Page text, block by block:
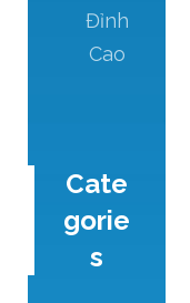
Đỉnh
Cao
Cate
gorie
s